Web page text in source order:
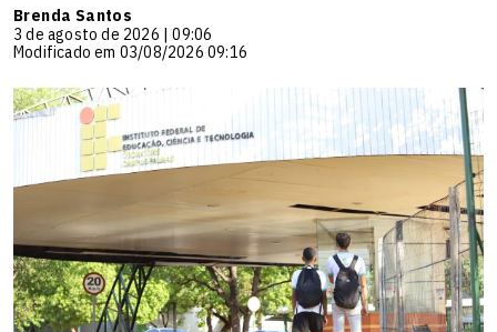
Brenda Santos
3 de agosto de 2026 | 09:06
Modificado em 03/08/2026 09:16